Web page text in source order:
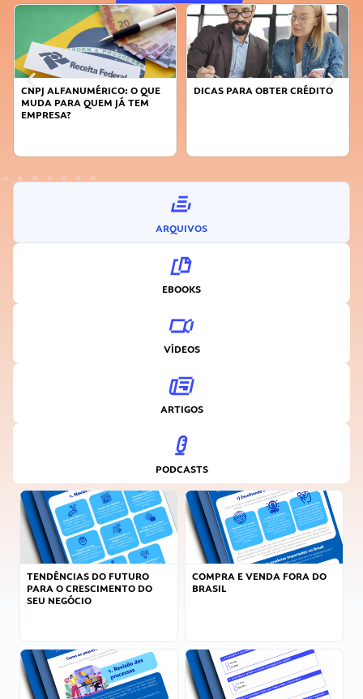
CNPJ ALFANUMÉRICO: O QUE
MUDA PARA QUEM JÁ TEM
EMPRESA?
DICAS PARA OBTER CRÉDITO
ARQUIVOS
EBOOKS
VÍDEOS
ARTIGOS
PODCASTS
TENDÊNCIAS DO FUTURO
PARA O CRESCIMENTO DO
SEU NEGÓCIO
COMPRA E VENDA FORA DO
BRASIL